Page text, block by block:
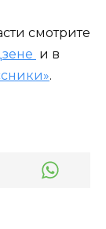
смотрите
и в
.